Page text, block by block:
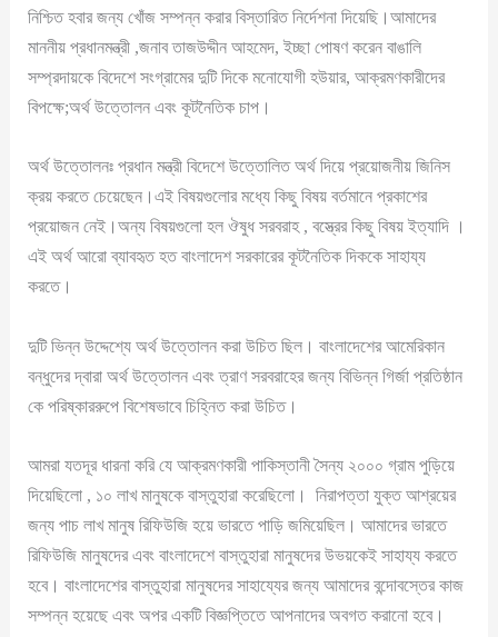
নিশ্চিত হবার জন্য খোঁজ সম্পন্ন করার বিস্তারিত নির্দেশনা দিয়েছি।আমাদের
মাননীয় প্রধানমন্ত্রী ,জনাব তাজউদ্দীন আহমেদ, ইচ্ছা পোষণ করেন বাঙালি
সম্প্রদায়কে বিদেশে সংগ্রামের দুটি দিকে মনোযোগী হউয়ার, আক্রমণকারীদের
বিপক্ষে;অর্থ উত্তোলন এবং কূটনৈতিক চাপ।
অর্থ উত্তোলনঃ প্রধান মন্ত্রী বিদেশে উত্তোলিত অর্থ দিয়ে প্রয়োজনীয় জিনিস
ক্রয় করতে চেয়েছেন।এই বিষয়গুলোর মধ্যে কিছু বিষয় বর্তমানে প্রকাশের
প্রয়োজন নেই।অন্য বিষয়গুলো হল ঔষুধ সরবরাহ , বস্ত্রের কিছু বিষয় ইত্যাদি ।
এই অর্থ আরো ব্যাবহৃত হত বাংলাদেশ সরকারের কূটনৈতিক দিককে সাহায্য
করতে।
দুটি ভিন্ন উদ্দেশ্যে অর্থ উত্তোলন করা উচিত ছিল। বাংলাদেশের আমেরিকান
বন্ধুদের দ্বারা অর্থ উত্তোলন এবং ত্রাণ সরবরাহের জন্য বিভিন্ন গির্জা প্রতিষ্ঠান
কে পরিষ্কাররুপে বিশেষভাবে চিহ্নিত করা উচিত।
আমরা যতদূর ধারনা করি যে আক্রমণকারী পাকিস্তানী সৈন্য ২০০০ গ্রাম পুড়িয়ে
দিয়েছিলো , ১০ লাখ মানুষকে বাস্তুহারা করেছিলো। নিরাপত্তা যুক্ত আশ্রয়ের
জন্য পাচ লাখ মানুষ রিফিউজি হয়ে ভারতে পাড়ি জমিয়েছিল। আমাদের ভারতে
রিফিউজি মানুষদের এবং বাংলাদেশে বাস্তুহারা মানুষদের উভয়কেই সাহায্য করতে
হবে। বাংলাদেশের বাস্তুহারা মানুষদের সাহায্যের জন্য আমাদের বন্দোবস্তের কাজ
সম্পন্ন হয়েছে এবং অপর একটি বিজ্ঞপ্তিতে আপনাদের অবগত করানো হবে।